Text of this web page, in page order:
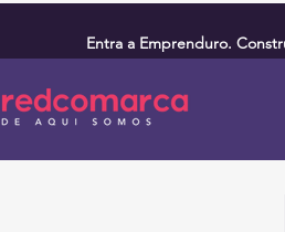
Entra a Emprenduro.